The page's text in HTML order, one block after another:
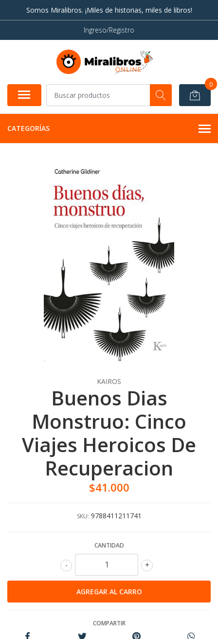
Somos Miralibros. ¡Miles de historias, miles de libros!
Ingreso/Registro
0
CATEGORÍAS
KAIROS
Buenos Dias
Monstruo: Cinco
Viajes Heroicos De
Recuperacion
$41.000
SKU: 9788411211741
CANTIDAD
+
-
COMPARTIR